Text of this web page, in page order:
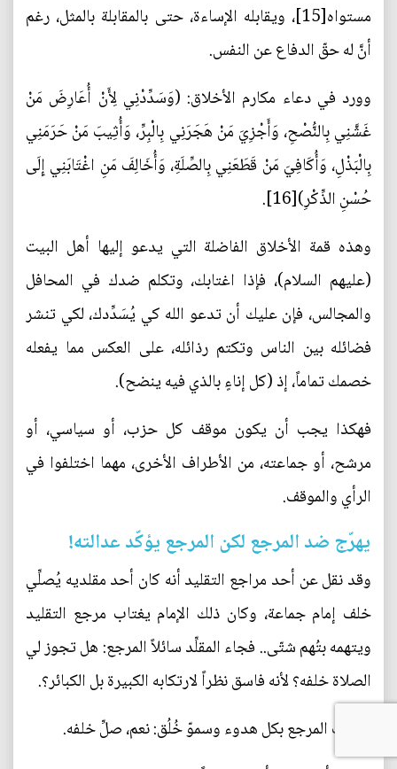
مستواه[15]، ويقابله الإساءة، حتى بالمقابلة بالمثل، رغم
أنَّ له حقّ الدفاع عن النفس.
وورد في دعاء مكارم الأخلاق: (وَسَدِّدْنِي لِأَنْ أُعَارِضَ مَنْ
غَشَّنِي بِالنُّصْحِ، وَأَجْزِيَ مَنْ هَجَرَنِي بِالْبِرِّ، وَأُثِيبَ مَنْ حَرَمَنِي
بِالْبَذْلِ، وَأُكَافِيَ مَنْ قَطَعَنِي بِالصِّلَةِ، وَأُخَالِفَ مَنِ اغْتَابَنِي إِلَى
حُسْنِ الذِّكْرِ)[16].
وهذه قمة الأخلاق الفاضلة التي يدعو إليها أهل البيت
(عليهم السلام)، فإذا اغتابك، وتكلم ضدك في المحافل
والمجالس، فإن عليك أن تدعو الله كي يُسَدِّدك، لكي تنشر
فضائله بين الناس وتكتم رذائله، على العكس مما يفعله
خصمك تماماً، إذ (كل إناءٍ بالذي فيه ينضح).
فهكذا يجب أن يكون موقف كل حزب، أو سياسي، أو
مرشح، أو جماعته، من الأطراف الأخرى، مهما اختلفوا في
الرأي والموقف.
يهرّج ضد المرجع لكن المرجع يؤكّد عدالته!
وقد نقل عن أحد مراجع التقليد أنه كان أحد مقلديه يُصلِّي
خلف إمام جماعة، وكان ذلك الإمام يغتاب مرجع التقليد
ويتهمه بتُهم شتّى.. فجاء المقلِّد سائلاً المرجع: هل تجوز لي
الصلاة خلفه؟ لأنه فاسق نظراً لارتكابه الكبيرة بل الكبائر؟.
فأجاب المرجع بكل هدوء وسموّ خُلُق: نعم، صلِّ خلفه.